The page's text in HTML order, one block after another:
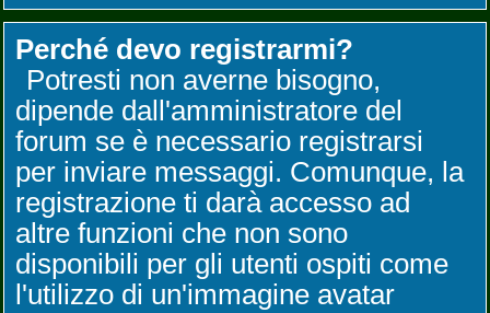
Perché devo registrarmi?
Potresti non averne bisogno,
dipende dall'amministratore del
forum se è necessario registrarsi
per inviare messaggi. Comunque, la
registrazione ti darà accesso ad
altre funzioni che non sono
disponibili per gli utenti ospiti come
l'utilizzo di un'immagine avatar